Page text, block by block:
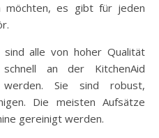
möchten, es gibt für jeden
sind alle von hoher Qualität
an der KitchenAid
werden. Sie sind robust,
Die meisten Aufsätze
gereinigt werden.